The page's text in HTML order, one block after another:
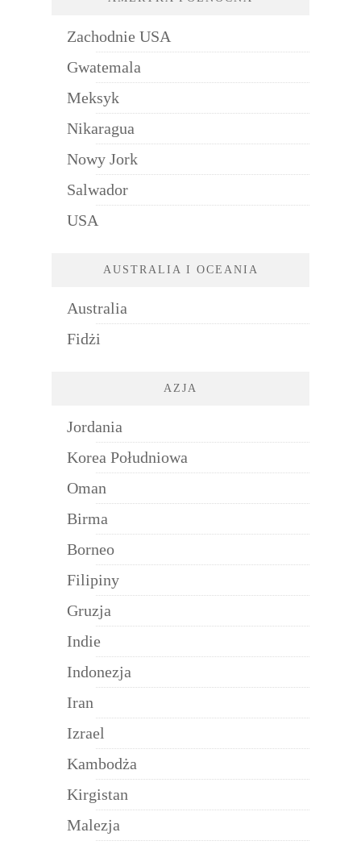
Zachodnie USA
Gwatemala
Meksyk
Nikaragua
Nowy Jork
Salwador
USA
AUSTRALIA I OCEANIA
Australia
Fidżi
AZJA
Jordania
Korea Południowa
Oman
Birma
Borneo
Filipiny
Gruzja
Indie
Indonezja
Iran
Izrael
Kambodża
Kirgistan
Malezja